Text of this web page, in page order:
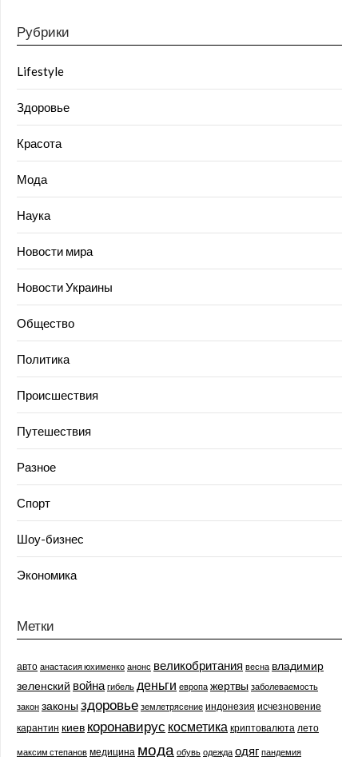
Рубрики
Lifestyle
Здоровье
Красота
Мода
Наука
Новости мира
Новости Украины
Общество
Политика
Происшествия
Путешествия
Разное
Спорт
Шоу-бизнес
Экономика
Метки
авто анастасия юхименко анонс великобритания весна владимир
зеленский война гибель деньги европа жертвы заболеваемость
закон законыздоровье землетрясение индонезия исчезновение
карантин киев коронавирус косметика криптовалюта лето
максим степанов медицина мода обувь одежда одяг пандемия